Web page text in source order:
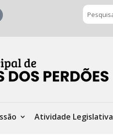
Atividade Legislativa